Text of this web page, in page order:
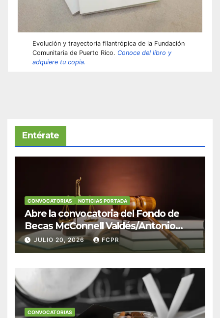
Evolución y trayectoria filantrópica de la Fundación
Comunitaria de Puerto Rico. Conoce del libro y
adquiere tu copia.
Entérate
CONVOCATORIAS NOTICIAS PORTADA
Abre la convocatoria del Fondo de
Becas McConnell Valdés/Antonio
Escudero Viera para estudiantes de
Derecho en Puerto Rico
JULIO 20, 2026 FCPR
CONVOCATORIAS